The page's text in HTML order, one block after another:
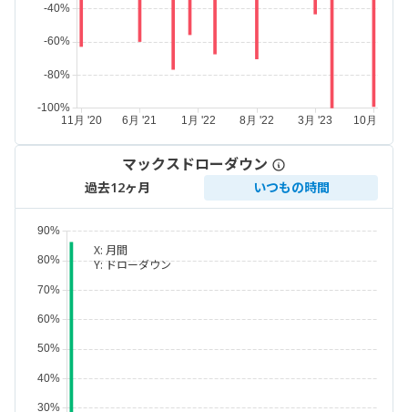
マックスドローダウン
過去12ヶ月 いつもの時間
X: 月間
Y:ドローダウン